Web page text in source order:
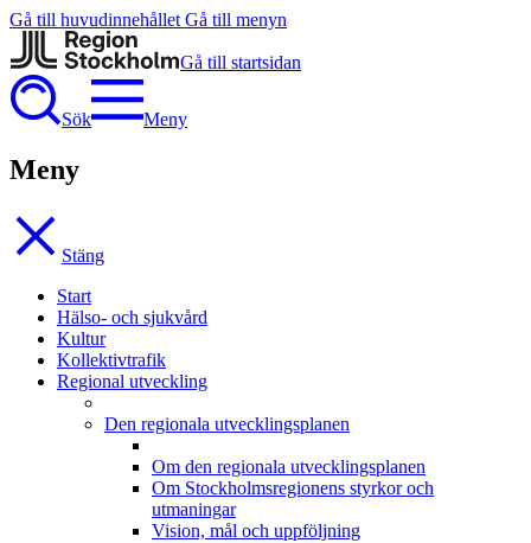
Gå till huvudinnehållet Gå till menyn
Gå till startsidan
Sök Meny
Meny
Stäng
Start
Hälso- och sjukvård
Kultur
Kollektivtrafik
Regional utveckling
Den regionala utvecklingsplanen
Om den regionala utvecklingsplanen
Om Stockholmsregionens styrkor och
utmaningar
Vision, mål och uppföljning